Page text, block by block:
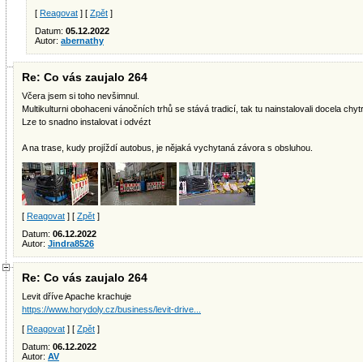
[ Reagovat ] [ Zpět ]
Datum: 05.12.2022
Autor: abernathy
Re: Co vás zaujalo 264
Včera jsem si toho nevšimnul.
Multikulturni obohaceni vánočních trhů se stává tradicí, tak tu nainstalovali docela
Lze to snadno instalovat i odvézt
A na trase, kudy projíždí autobus, je nějaká vychytaná závora s obsluhou.
[ Reagovat ] [ Zpět ]
Datum: 06.12.2022
Autor: Jindra8526
Re: Co vás zaujalo 264
Levit dříve Apache krachuje
https://www.horydoly.cz/business/levit-drive...
[ Reagovat ] [ Zpět ]
Datum: 06.12.2022
Autor: AV